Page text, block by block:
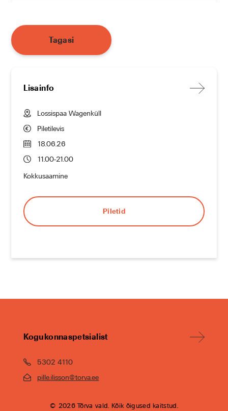
Lisainfo
Lossispaa Wagenküll
Piletilevis
18.06.26
11.00-21.00
Kokkusaamine
Piletid
Tagasi
Kogukonnaspetsialist
5302 4110
pille.ilisson@torva.ee
© 2026 Tõrva vald. Kõik õigused kaitstud.